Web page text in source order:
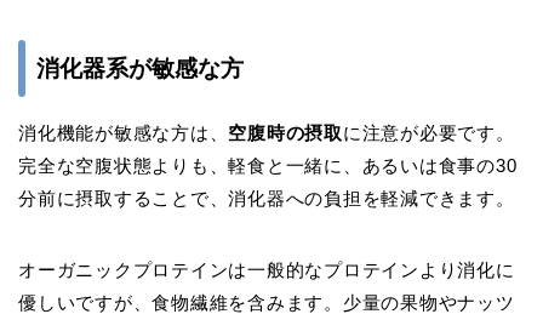
消化器系が敏感な方
消化機能が敏感な方は、 空腹時の摂取に注意が必要です。
完全な空腹状態よりも、軽食と一緒に、あるいは食事の30
分前に摂取することで、消化器への負担を軽減できます。
オーガニックプロテインは一般的なプロテインより消化に
優しいですが、食物繊維を含みます。少量の果物やナッツ